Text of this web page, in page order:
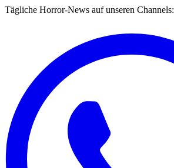
Tägliche Horror-News auf unseren Channels: